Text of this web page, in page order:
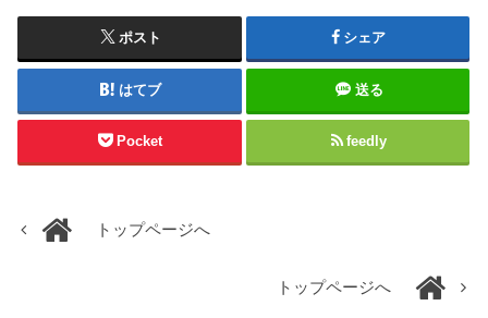
ポスト シェア
はてブ 送る
Pocket feedly
トップページへ
トップページへ